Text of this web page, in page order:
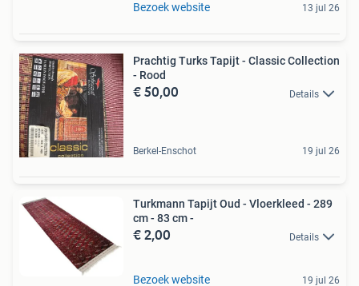
Bezoek website 13 jul 26
Prachtig Turks Tapijt - Classic Collection
- Rood
€ 50,00 Details
Berkel-Enschot 19 jul 26
Turkmann Tapijt Oud - Vloerkleed - 289
cm - 83 cm -
€ 2,00 Details
Bezoek website 19 jul 26